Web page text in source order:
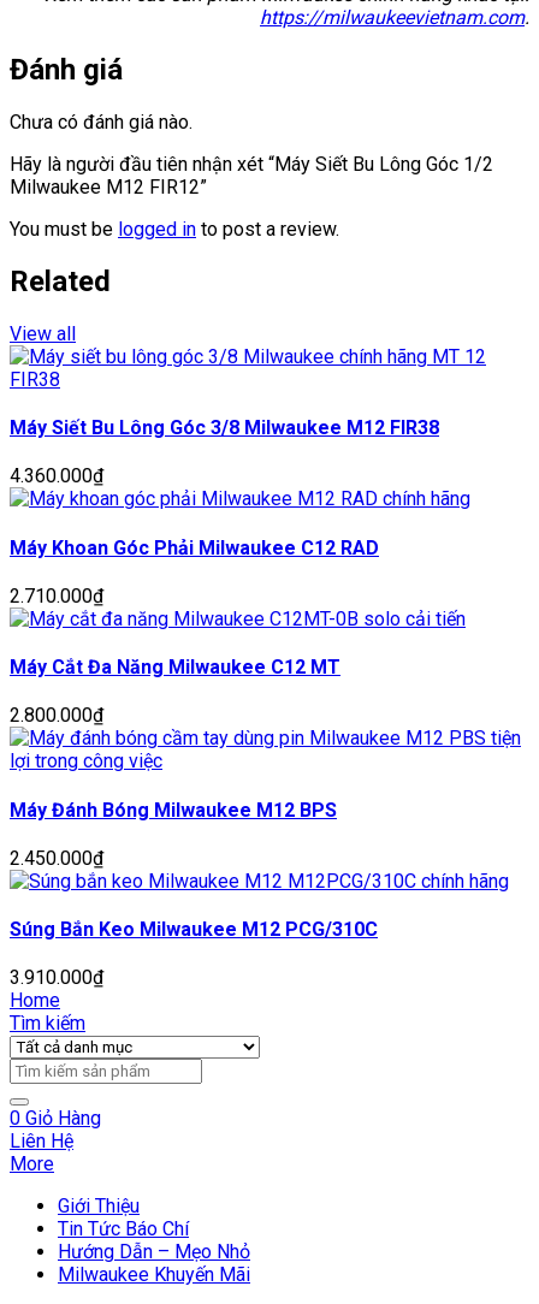
https://milwaukeevietnam.com.
Đánh giá
Chưa có đánh giá nào.
Hãy là người đầu tiên nhận xét “Máy Siết Bu Lông Góc 1/2
Milwaukee M12 FIR12”
You must be logged in to post a review.
Related
View all
Máy Siết Bu Lông Góc 3/8 Milwaukee M12 FIR38
4.360.000₫
Máy Khoan Góc Phải Milwaukee C12 RAD
2.710.000₫
Máy Cắt Đa Năng Milwaukee C12 MT
2.800.000₫
Máy Đánh Bóng Milwaukee M12 BPS
2.450.000₫
Súng Bắn Keo Milwaukee M12 PCG/310C
3.910.000₫
Home
Tìm kiếm
0 Giỏ Hàng
Liên Hệ
More
Giới Thiệu
Tin Tức Báo Chí
Hướng Dẫn – Mẹo Nhỏ
Milwaukee Khuyến Mãi